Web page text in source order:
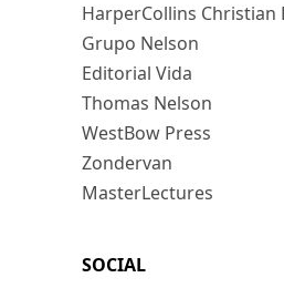
HarperCollins Christian
Grupo Nelson
Editorial Vida
Thomas Nelson
WestBow Press
Zondervan
MasterLectures
SOCIAL